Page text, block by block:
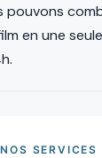
pouvons
en une